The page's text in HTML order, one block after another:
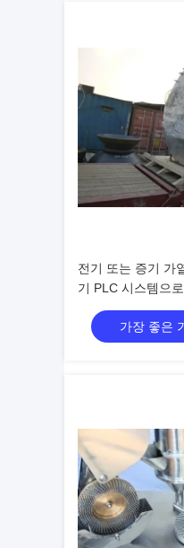
전기 또는 증기 가
기 PLC 시스템으
미만
가장 좋은